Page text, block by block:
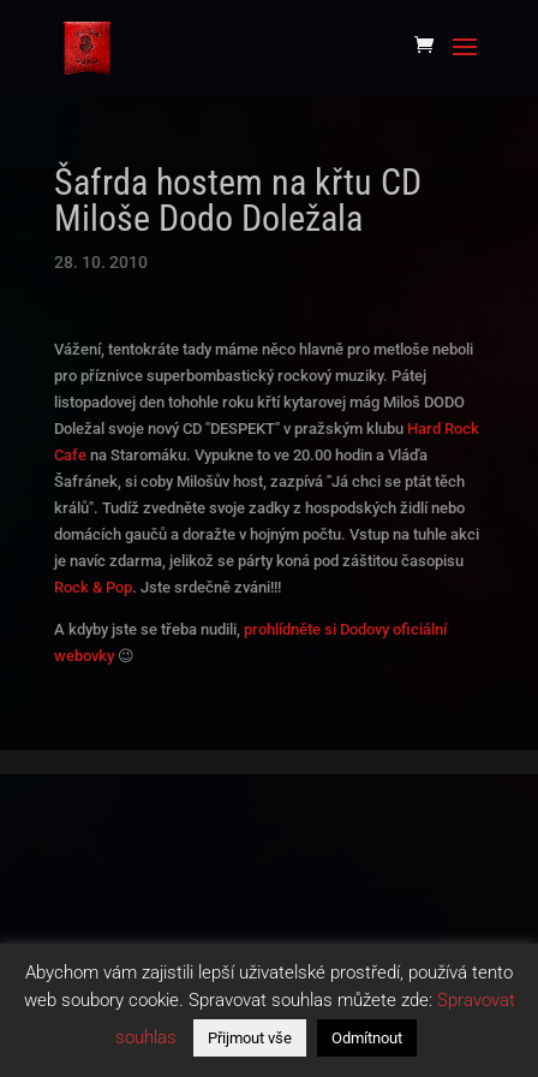
Šafrda hostem na křtu CD
Miloše Dodo Doležala
28. 10. 2010
Vážení, tentokráte tady máme něco hlavně pro metloše neboli
pro příznivce superbombastický rockový muziky. Pátej
listopadovej den tohohle roku křtí kytarovej mág Miloš DODO
Doležal svoje nový CD "DESPEKT" v pražským klubu Hard Rock
Cafena Staromáku. Vypukne to ve 20.00 hodin a Vláďa
Šafránek, si coby Milošův host, zazpívá "Já chci se ptát těch
králů". Tudíž zvedněte svoje zadky z hospodských židlí nebo
domácích gaučů a doražte v hojným počtu. Vstup na tuhle akci
je navíc zdarma, jelikož se párty koná pod záštitou časopisu
Rock & Pop. Jste srdečně zváni!!!
A kdyby jste se třeba nudili, prohlídněte si Dodovy oficiální
webovky😉
Abychom vám zajistili lepší uživatelské prostředí, používá tento
web soubory cookie. Spravovat souhlas můžete zde: Spravovat
souhlas
Přijmout vše Odmítnout